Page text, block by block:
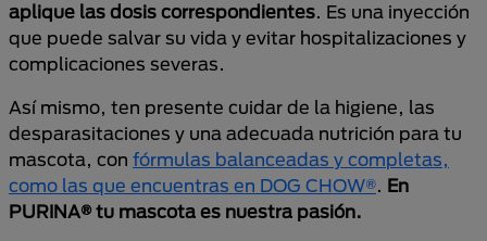
aplique las dosis correspondientes. Es una inyección
que puede salvar su vida y evitar hospitalizaciones y
complicaciones severas.
Así mismo, ten presente cuidar de la higiene, las
desparasitaciones y una adecuada nutrición para tu
mascota, con fórmulas balanceadas y completas,
como las que encuentras en DOG CHOW®. En
PURINA® tu mascota es nuestra pasión.